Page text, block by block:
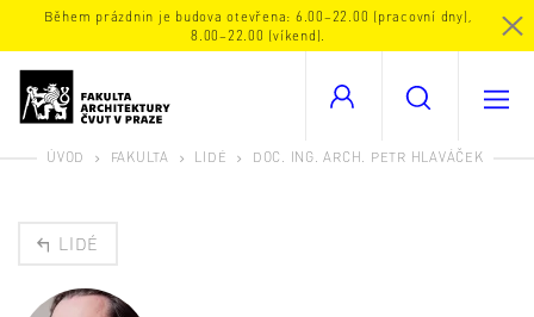
Během prázdnin je budova otevřena: 6.00–22.00 (pracovní dny),
8.00–22.00 (víkend).
ÚVOD FAKULTA LIDÉ DOC. ING. ARCH. PETR HLAVÁČEK
LIDÉ